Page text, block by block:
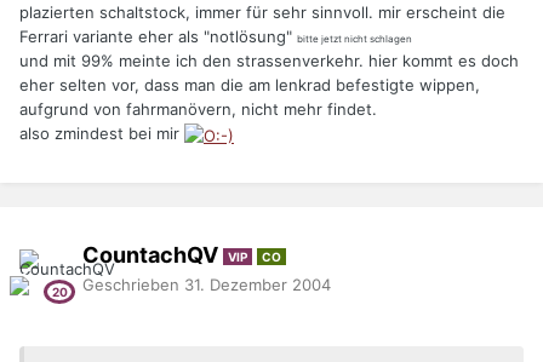
plazierten schaltstock, immer für sehr sinnvoll. mir erscheint die
Ferrari variante eher als "notlösung" bitte jetzt nicht schlagen
und mit 99% meinte ich den strassenverkehr. hier kommt es doch
eher selten vor, dass man die am lenkrad befestigte wippen,
aufgrund von fahrmanövern, nicht mehr findet.
also zmindest bei mir
CountachQV VIP CO
Geschrieben 31. Dezember 2004